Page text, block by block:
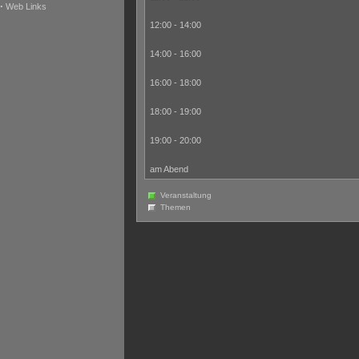
· Web Links
12:00 - 14:00
14:00 - 16:00
16:00 - 18:00
18:00 - 19:00
19:00 - 20:00
am Abend
Veranstaltung
Themen